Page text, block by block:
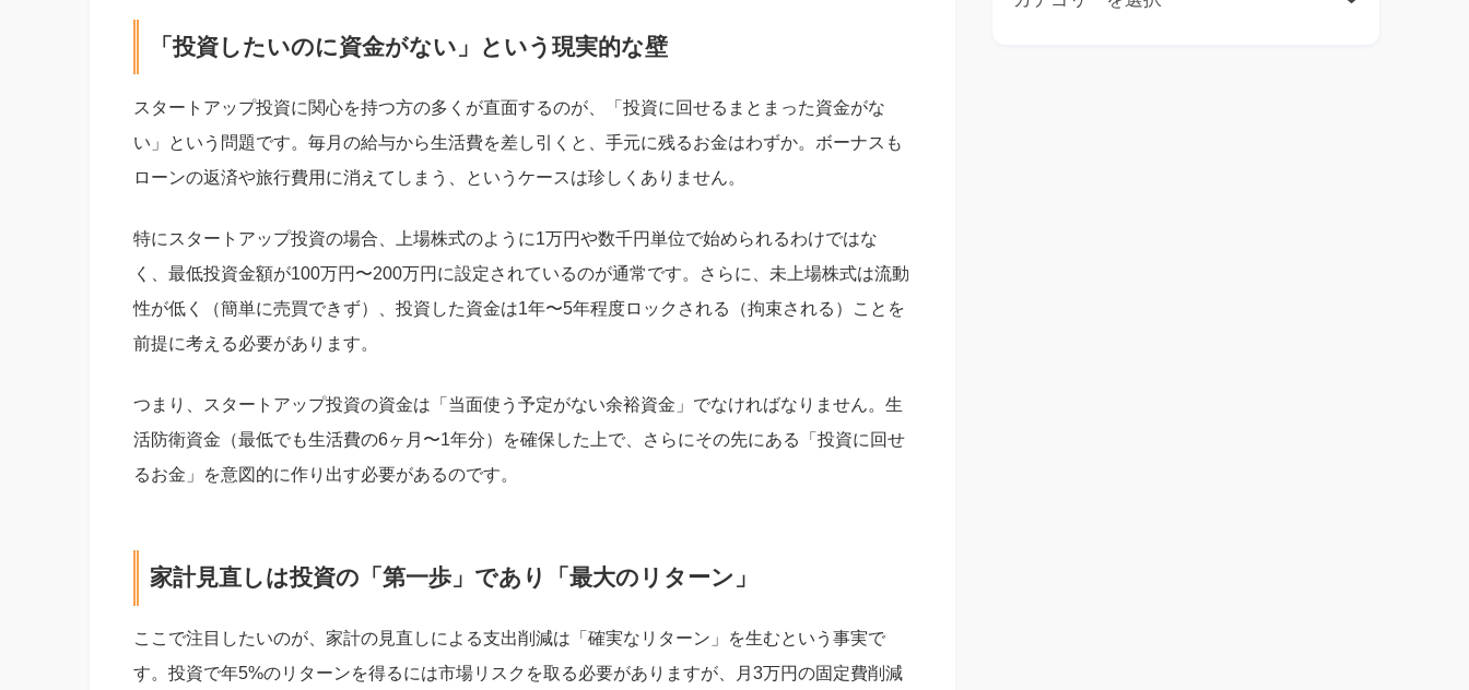
「投資したいのに資金がない」という現実的な壁
スタートアップ投資に関心を持つ方の多くが直面するのが、「投資に回せるまとまった資金がな
い」という問題です。毎月の給与から生活費を差し引くと、手元に残るお金はわずか。ボーナスも
ローンの返済や旅行費用に消えてしまう、というケースは珍しくありません。
特にスタートアップ投資の場合、上場株式のように1万円や数千円単位で始められるわけではな
く、最低投資金額が100万円〜200万円に設定されているのが通常です。さらに、未上場株式は流動
性が低く（簡単に売買できず）、投資した資金は1年〜5年程度ロックされる（拘束される）ことを
前提に考える必要があります。
つまり、スタートアップ投資の資金は「当面使う予定がない余裕資金」でなければなりません。生
活防衛資金（最低でも生活費の6ヶ月〜1年分）を確保した上で、さらにその先にある「投資に回せ
るお金」を意図的に作り出す必要があるのです。
家計見直しは投資の「第一歩」であり「最大のリターン」
ここで注目したいのが、家計の見直しによる支出削減は「確実なリターン」を生むという事実で
す。投資で年5%のリターンを得るには市場リスクを取る必要がありますが、月3万円の固定費削減